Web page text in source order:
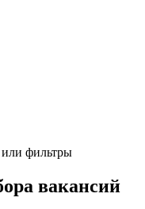
фильтры
вакансий